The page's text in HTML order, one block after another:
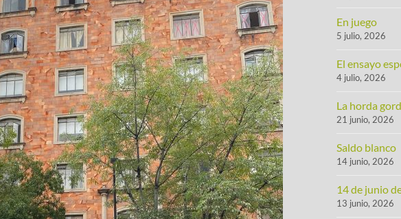
En juego
5 julio, 2026
El ensayo
4 julio, 2026
La horda
21 junio, 2026
Saldo blanco
14 junio, 2026
14 de junio
13 junio, 2026